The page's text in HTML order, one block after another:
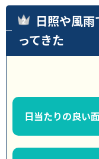
日照や風
ってきた
日当たりの良い